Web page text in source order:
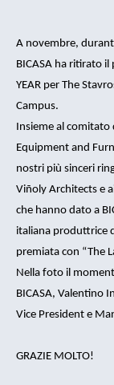
A novembre,
BICASA ha ritirato il
YEAR per The
Campus.
Insieme al comitato
Equipment and
nostri più sinceri
Viñoly Architects e
che hanno dato a
italiana produttrice
premiata con “The
Nella foto il
BICASA, Valentino
Vice President e
GRAZIE MOLTO!